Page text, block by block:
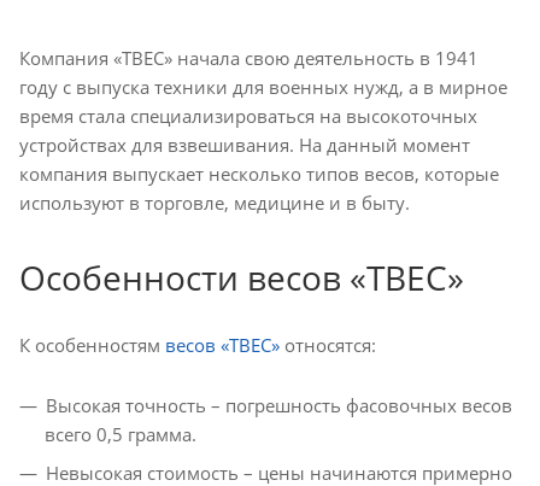
Компания «ТВЕС» начала свою деятельность в 1941
году с выпуска техники для военных нужд, а в мирное
время стала специализироваться на высокоточных
устройствах для взвешивания. На данный момент
компания выпускает несколько типов весов, которые
используют в торговле, медицине и в быту.
Особенности весов «ТВЕС»
К особенностям весов «ТВЕС» относятся:
Высокая точность – погрешность фасовочных весов
всего 0,5 грамма.
Невысокая стоимость – цены начинаются примерно